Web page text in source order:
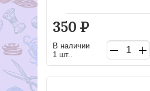
350 Р
В наличии
1 шт..